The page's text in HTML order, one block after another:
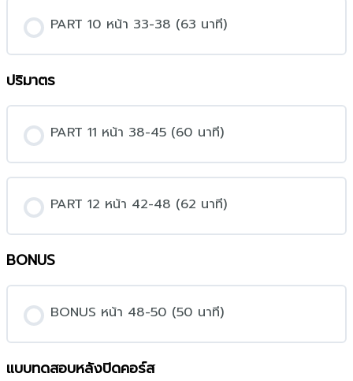
PART 10 หน้า 33-38 (63 นาที)
ปริมาตร
PART 11 หน้า 38-45 (60 นาที)
PART 12 หน้า 42-48 (62 นาที)
BONUS
BONUS หน้า 48-50 (50 นาที)
แบบทดสอบหลังปิดคอร์ส